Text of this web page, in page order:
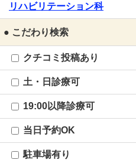
リハビリテーション科
● こだわり検索
クチコミ投稿あり
土・日診療可
19:00以降診療可
当日予約OK
駐車場有り